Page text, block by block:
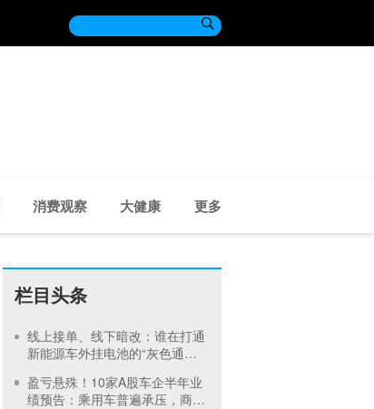

消费观察 大健康 更多
栏目头条
线上接单、线下暗改：谁在打通
新能源车外挂电池的“灰色通
盈亏悬殊！10家A股车企半年业
绩预告：乘用车普遍承压，商用